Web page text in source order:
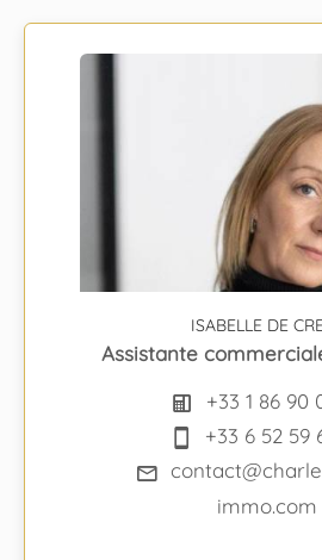
ISABELLE DE
Assistante
+33 1 86 90
+33 6 52 59
immo.com